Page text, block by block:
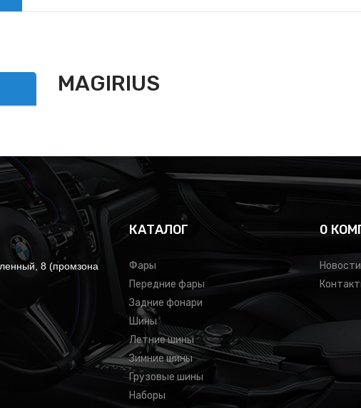
Вс выходной
MAGIRIUS
8 (промзона
КАТАЛОГ
Фары
Передние фары
Задние фонари
Шины
Летние шины
Зимние шины
Грузовые шины
Наборы
0
Новости